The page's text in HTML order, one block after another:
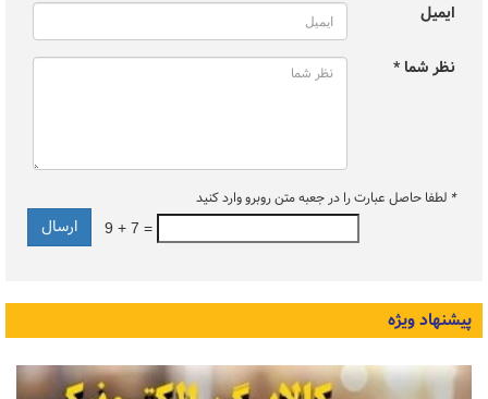
ایمیل
نظر شما *
* لطفا حاصل عبارت را در جعبه متن روبرو وارد کنید
9 + 7 =
پیشنهاد ویژه